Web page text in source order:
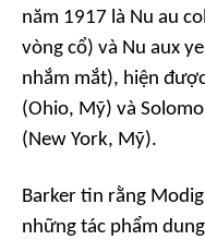
năm 1917 là Nu au
vòng cổ) và Nu aux
nhắm mắt), hiện
(Ohio, Mỹ) và
(New York, Mỹ).
Barker tin rằng
những tác phẩm